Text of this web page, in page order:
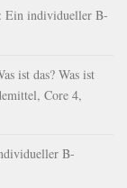
Ein individueller B-
ist das? Was ist
Core 4,
B-